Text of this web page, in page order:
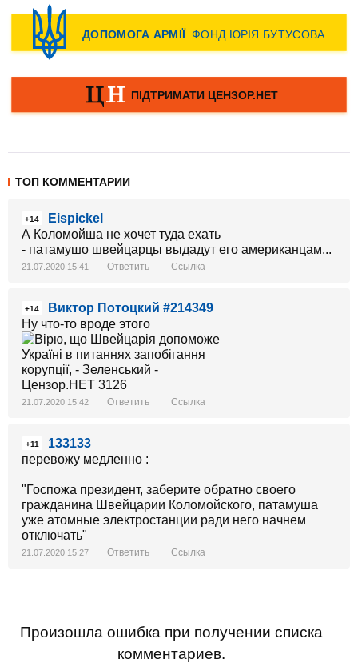
ТОП КОММЕНТАРИИ
+14
Eispickel
А Коломойша не хочет туда ехать
- патамушо швейцарцы выдадут его американцам...
21.07.2020 15:41 Ответить Ссылка
+14
Виктор Потоцкий #214349
Ну что-то вроде этого
21.07.2020 15:42 Ответить Ссылка
+11
133133
перевожу медленно :
"Госпожа президент, заберите обратно своего
гражданина Швейцарии Коломойского, патамуша
уже атомные электростанции ради него начнем
отключать"
21.07.2020 15:27 Ответить Ссылка
Произошла ошибка при получении списка
комментариев.